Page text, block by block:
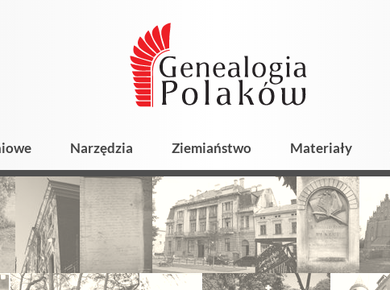
Narzędzia Ziemiaństwo Materiały